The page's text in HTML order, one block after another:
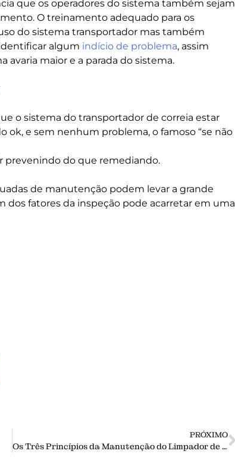
que os operadores do sistema também sejam
O treinamento adequado para os
do sistema transportador mas também
algum indício de problema, assim
maior e a parada do sistema.
o sistema do transportador de correia estar
e sem nenhum problema, o famoso “se não
prevenindo do que remediando.
de manutenção podem levar a grande
dos fatores da inspeção pode acarretar em uma
PRÓXIMO
Os Três Princípios da Manutenção do Limpador de Correia Transportadora